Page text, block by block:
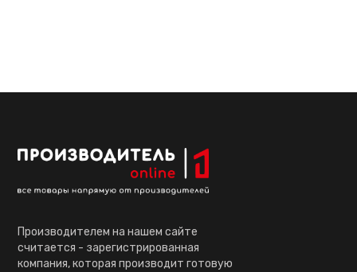
Производителем на нашем сайте
считается - зарегистрированная
компания, которая производит готовую